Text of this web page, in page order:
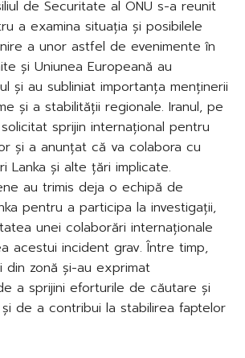
de Securitate al ONU s-a reunit
a examina situația și posibilele
a unor astfel de evenimente în
și Uniunea Europeană au
și au subliniat importanța menținerii
și a stabilității regionale. Iranul, pe
sprijin internațional pentru
și a anunțat că va colabora cu
Lanka și alte țări implicate.
au trimis deja o echipă de
pentru a participa la investigații,
unei colaborări internaționale
acestui incident grav. Între timp,
din zonă și-au exprimat
a sprijini eforturile de căutare și
de a contribui la stabilirea faptelor